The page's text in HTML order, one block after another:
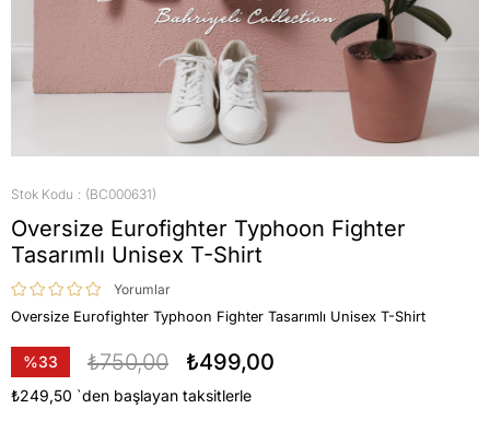
Stok Kodu (BC000631)
Oversize Eurofighter Typhoon Fighter
Tasarımlı Unisex T-Shirt
Yorumlar
Oversize Eurofighter Typhoon Fighter Tasarımlı Unisex T-Shirt
%33
İndirim
₺750,00 ₺499,00
₺249,50 `den başlayan taksitlerle